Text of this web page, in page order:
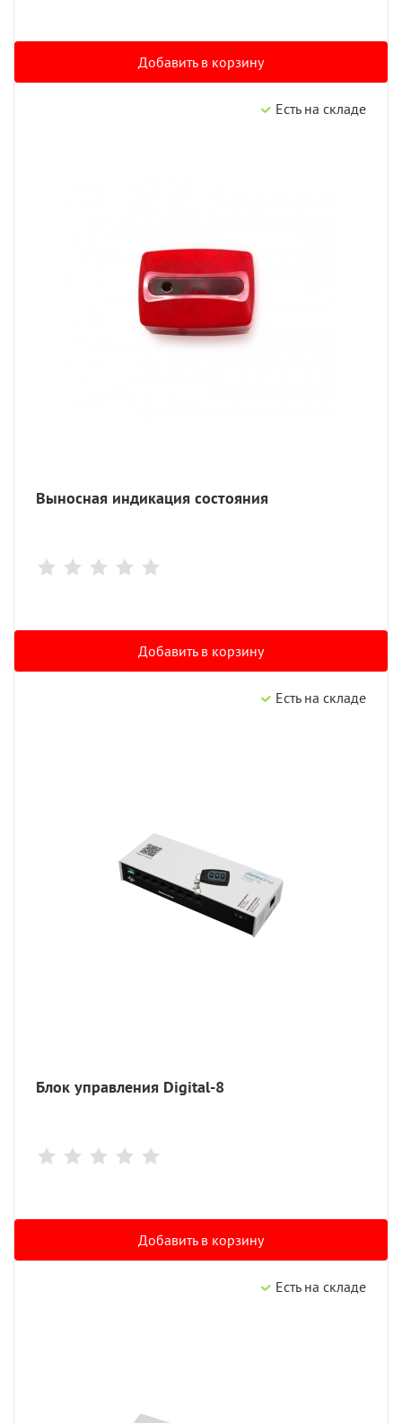
Добавить в корзину
Есть на складе
Выносная индикация состояния
Добавить в корзину
Есть на складе
Блок управления Digital-8
Добавить в корзину
Есть на складе